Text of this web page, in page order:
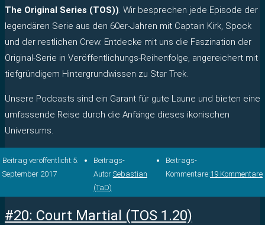
The Original Series (TOS)) . Wir besprechen jede Episode der
legendären Serie aus den 60er-Jahren mit Captain Kirk, Spock
und der restlichen Crew. Entdecke mit uns die Faszination der
Original-Serie in Veröffentlichungs-Reihenfolge, angereichert mit
tiefgründigem Hintergrundwissen zu Star Trek.
Unsere Podcasts sind ein Garant für gute Laune und bieten eine
umfassende Reise durch die Anfänge dieses ikonischen
Universums.
Beitrag veröffentlicht:5.
September 2017
Beitrags-
Autor:Sebastian
(TaD)
Beitrags-
Kommentare:19 Kommentare
#20: Court Martial (TOS 1.20)